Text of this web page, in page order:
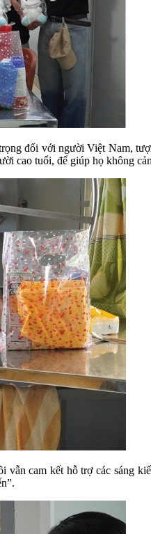
đối với người Việt Nam,
cao tuổi, để giúp họ không
cam kết hỗ trợ các sáng